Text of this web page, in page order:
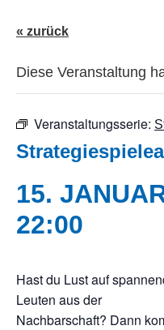
« zurück
Diese Veranstaltung
Veranstaltungsserie:
15.
22:00
Hast du Lust auf
Leuten aus der
Nachbarschaft? Dann